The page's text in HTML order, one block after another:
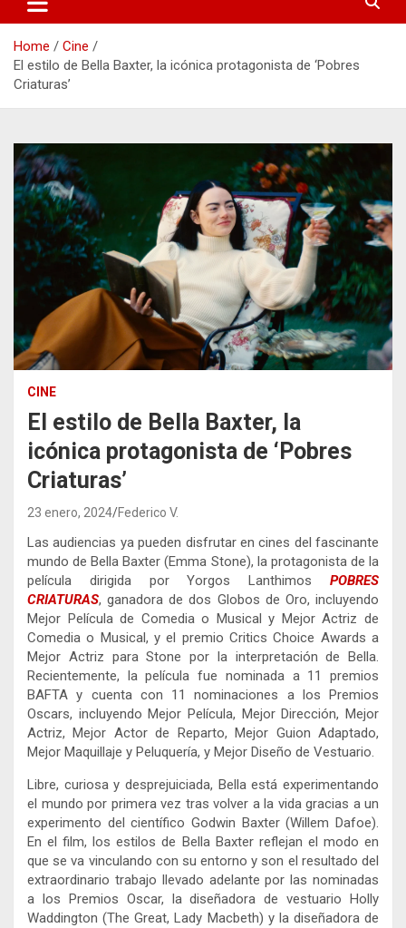
Home
Cine
El estilo de Bella Baxter, la icónica protagonista de ‘Pobres
Criaturas’
CINE
El estilo de Bella Baxter, la
icónica protagonista de ‘Pobres
Criaturas’
23 enero, 2024 Federico V.
Las audiencias ya pueden disfrutar en cines del fascinante
mundo de Bella Baxter (Emma Stone), la protagonista de la
película dirigida por Yorgos Lanthimos POBRES
CRIATURAS, ganadora de dos Globos de Oro, incluyendo
Mejor Película de Comedia o Musical y Mejor Actriz de
Comedia o Musical, y el premio Critics Choice Awards a
Mejor Actriz para Stone por la interpretación de Bella.
Recientemente, la película fue nominada a 11 premios
BAFTA y cuenta con 11 nominaciones a los Premios
Oscars, incluyendo Mejor Película, Mejor Dirección, Mejor
Actriz, Mejor Actor de Reparto, Mejor Guion Adaptado,
Mejor Maquillaje y Peluquería, y Mejor Diseño de Vestuario.
Libre, curiosa y desprejuiciada, Bella está experimentando
el mundo por primera vez tras volver a la vida gracias a un
experimento del científico Godwin Baxter (Willem Dafoe).
En el film, los estilos de Bella Baxter reflejan el modo en
que se va vinculando con su entorno y son el resultado del
extraordinario trabajo llevado adelante por las nominadas
a los Premios Oscar, la diseñadora de vestuario Holly
Waddington (The Great, Lady Macbeth) y la diseñadora de